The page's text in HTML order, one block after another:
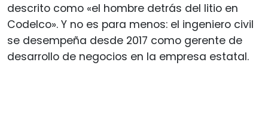
descrito como «el hombre detrás del litio en
Codelco». Y no es para menos: el ingeniero civil
se desempeña desde 2017 como gerente de
desarrollo de negocios en la empresa estatal.